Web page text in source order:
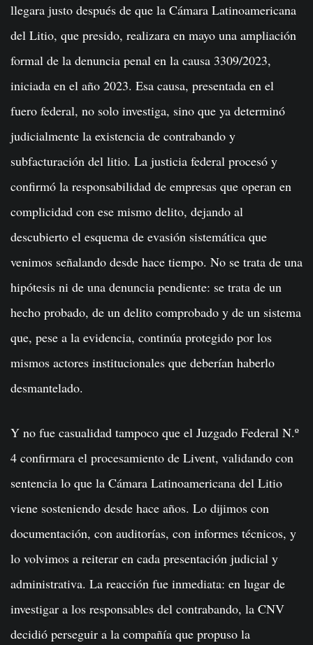
llegara justo después de que la Cámara Latinoamericana
del Litio, que presido, realizara en mayo una ampliación
formal de la denuncia penal en la causa 3309/2023,
iniciada en el año 2023. Esa causa, presentada en el
fuero federal, no solo investiga, sino que ya determinó
judicialmente la existencia de contrabando y
subfacturación del litio. La justicia federal procesó y
confirmó la responsabilidad de empresas que operan en
complicidad con ese mismo delito, dejando al
descubierto el esquema de evasión sistemática que
venimos señalando desde hace tiempo. No se trata de una
hipótesis ni de una denuncia pendiente: se trata de un
hecho probado, de un delito comprobado y de un sistema
que, pese a la evidencia, continúa protegido por los
mismos actores institucionales que deberían haberlo
desmantelado.
Y no fue casualidad tampoco que el Juzgado Federal N.º
4 confirmara el procesamiento de Livent, validando con
sentencia lo que la Cámara Latinoamericana del Litio
viene sosteniendo desde hace años. Lo dijimos con
documentación, con auditorías, con informes técnicos, y
lo volvimos a reiterar en cada presentación judicial y
administrativa. La reacción fue inmediata: en lugar de
investigar a los responsables del contrabando, la CNV
decidió perseguir a la compañía que propuso la